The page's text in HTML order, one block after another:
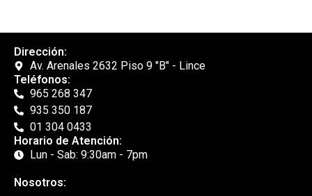
Dirección:
Av. Arenales 2632 Piso 9 "B" - Lince
Teléfonos:
965 268 347
935 350 187
01 304 0433
Horario de Atención:
Lun - Sab: 9:30am - 7pm
Nosotros: